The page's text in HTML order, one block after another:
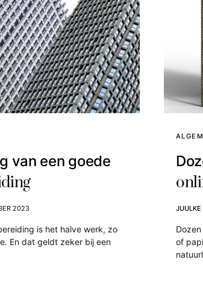
van een goede
2023
is het halve werk, zo
En dat geldt zeker bij een
JUULKE
of